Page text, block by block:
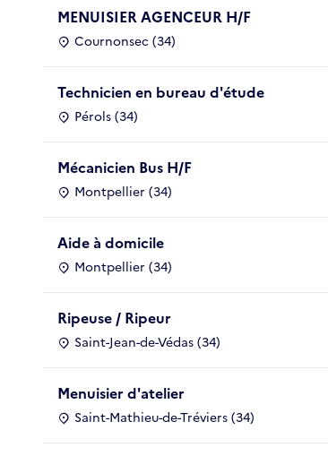
MENUISIER AGENCEUR H/F
Cournonsec (34)
Technicien en bureau d'étude
Pérols (34)
Mécanicien Bus H/F
Montpellier (34)
Aide à domicile
Montpellier (34)
Ripeuse / Ripeur
Saint-Jean-de-Védas (34)
Menuisier d'atelier
Saint-Mathieu-de-Tréviers (34)